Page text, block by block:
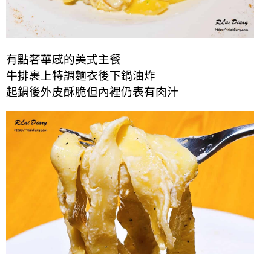
有點奢華感的美式主餐
牛排裹上特調麵衣後下鍋油炸
起鍋後外皮酥脆但內裡仍表有肉汁